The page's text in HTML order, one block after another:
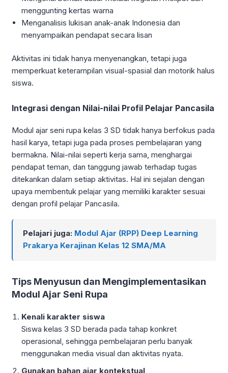
menggunting kertas warna
Menganalisis lukisan anak-anak Indonesia dan
menyampaikan pendapat secara lisan
Aktivitas ini tidak hanya menyenangkan, tetapi juga
memperkuat keterampilan visual-spasial dan motorik halus
siswa.
Integrasi dengan Nilai-nilai Profil Pelajar Pancasila
Modul ajar seni rupa kelas 3 SD tidak hanya berfokus pada
hasil karya, tetapi juga pada proses pembelajaran yang
bermakna. Nilai-nilai seperti kerja sama, menghargai
pendapat teman, dan tanggung jawab terhadap tugas
ditekankan dalam setiap aktivitas. Hal ini sejalan dengan
upaya membentuk pelajar yang memiliki karakter sesuai
dengan profil pelajar Pancasila.
Pelajari juga: Modul Ajar (RPP) Deep Learning
Prakarya Kerajinan Kelas 12 SMA/MA
Tips Menyusun dan Mengimplementasikan
Modul Ajar Seni Rupa
Kenali karakter siswa
Siswa kelas 3 SD berada pada tahap konkret
operasional, sehingga pembelajaran perlu banyak
menggunakan media visual dan aktivitas nyata.
Gunakan bahan ajar kontekstual